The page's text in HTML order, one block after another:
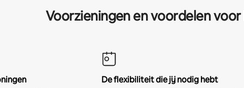
Voorzieningen en voordelen
De flexibiliteit die jij nodig hebt